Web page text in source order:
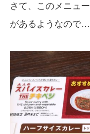
さて、このメニュ
があるようなので…